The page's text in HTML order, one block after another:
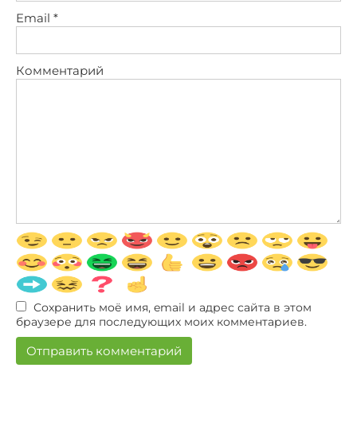
Email *
Комментарий
Сохранить моё имя, email и адрес сайта в этом
браузере для последующих моих комментариев.